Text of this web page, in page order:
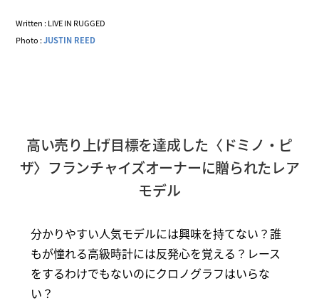
Written : LIVE IN RUGGED
Photo :JUSTIN REED
高い売り上げ目標を達成した〈ドミノ・ピ
ザ〉フランチャイズオーナーに贈られたレア
モデル
分かりやすい人気モデルには興味を持てない？誰
もが憧れる高級時計には反発心を覚える？レース
をするわけでもないのにクロノグラフはいらな
い？